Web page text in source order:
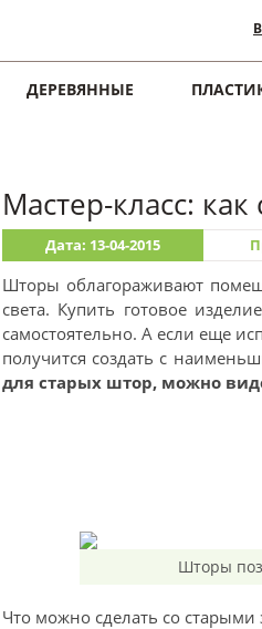
ДЕРЕВЯННЫЕ
Мастер-класс:
Дата: 13-04-2015
Шторы облагораживают
света. Купить готовое
самостоятельно. А если еще
получится создать с
для старых штор, можно
Шторы
Что можно сделать со